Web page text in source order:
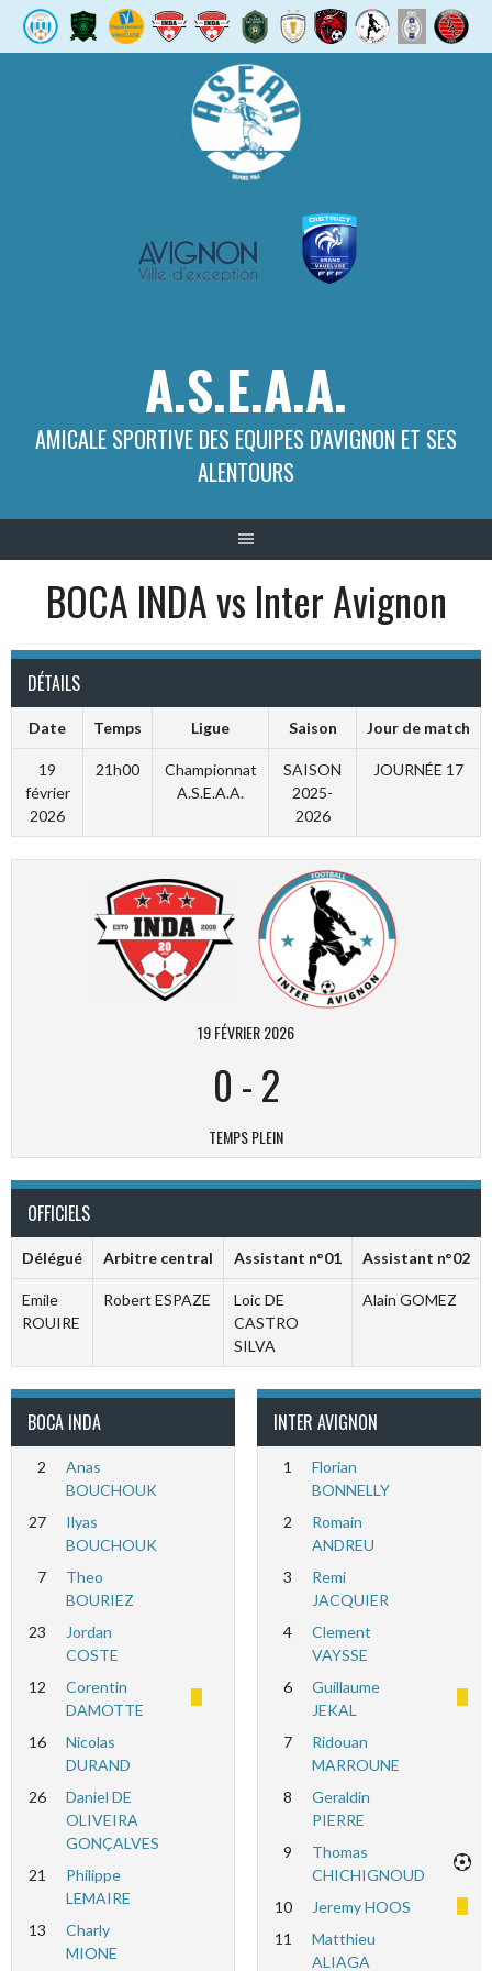
A.S.E.A.A.
AMICALE SPORTIVE DES EQUIPES D'AVIGNON ET SES
ALENTOURS
BOCA INDA vs Inter Avignon
DÉTAILS
Date Temps Ligue Saison Jour de match
19
février
2026
21h00
Championnat
A.S.E.A.A.
SAISON
2025-
2026
JOURNÉE 17
19 FÉVRIER 2026
0 -2
TEMPS PLEIN
OFFICIELS
Délégué Arbitre central Assistant n°01 Assistant n°02
Emile
ROUIRE
Robert ESPAZE
Loic DE
CASTRO
SILVA
Alain GOMEZ
BOCA INDA
2
Anas
BOUCHOUK
27
Ilyas
BOUCHOUK
7
Theo
BOURIEZ
23
Jordan
COSTE
12
Corentin
DAMOTTE
16
Nicolas
DURAND
26
Daniel DE
OLIVEIRA
GONÇALVES
21
Philippe
LEMAIRE
13
Charly
MIONE
INTER AVIGNON
1
Florian
BONNELLY
2
Romain
ANDREU
3
Remi
JACQUIER
4
Clement
VAYSSE
6
Guillaume
JEKAL
7
Ridouan
MARROUNE
8
Geraldin
PIERRE
9
Thomas
CHICHIGNOUD
10
Jeremy HOOS
11
Matthieu
ALIAGA